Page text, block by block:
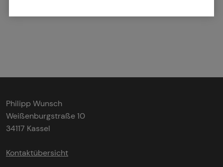
Philipp Wunsch
Weißenburgstraße 10
34117 Kassel
Kontaktübersicht